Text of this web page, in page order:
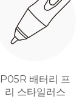
P05R 배터리 프
리 스타일러스